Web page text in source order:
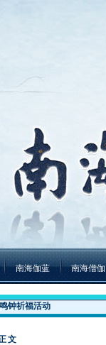
南海伽蓝 南海僧伽
寺举办腊八福粥
钟祈福活动
文